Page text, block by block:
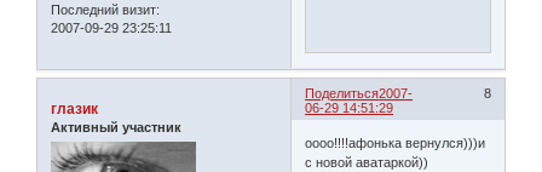
Последний визит:
2007-09-29 23:25:11
Поделиться 8
2007-
06-29 14:51:29
глазик
Активный участник
оооо!!!!афонька вернулся)))и
с новой аватаркой))